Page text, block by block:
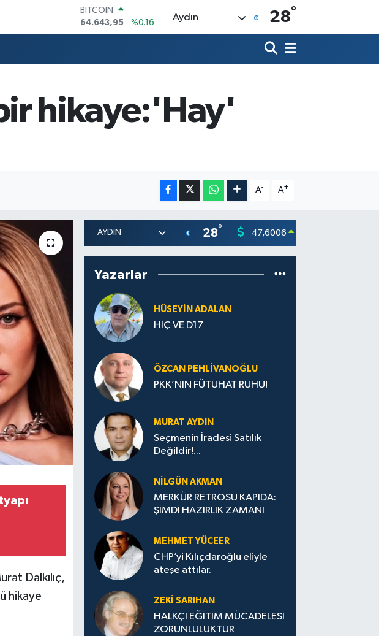
DOLAR
47,6006
%0.06
STERLİN
BİST100
13.799
%70
Aydın 28°
hikaye:'Hay'
A- A+
Dalkılıç,
hikaye
28° 47,6006 0.06
Yazarlar
HÜSEYIN ADALAN
HİÇ VE D17
ÖZCAN PEHLIVANOĞLU
PKK’NIN FÜTUHAT RUHU!
MURAT AYDIN
Seçmenin İradesi Satılık
Değildir!...
NILGÜN AKMAN
MERKÜR RETROSU KAPIDA:
ŞİMDİ HAZIRLIK ZAMANI
MEHMET YÜCEER
CHP’yi Kılıçdaroğlu eliyle
ateşe attılar.
ZEKI SARIHAN
HALKÇI EĞİTİM MÜCADELESİ
ZORUNLULUKTUR